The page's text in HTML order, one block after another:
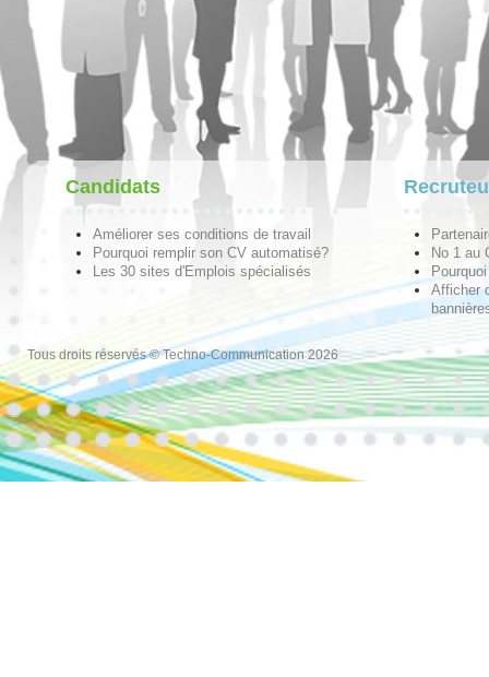
Candidats
Améliorer ses conditions de travail
Pourquoi remplir son CV automatisé?
Les 30 sites d'Emplois spécialisés
No 1 au
Afficher
Tous droits réservés © Techno-Communication 2026